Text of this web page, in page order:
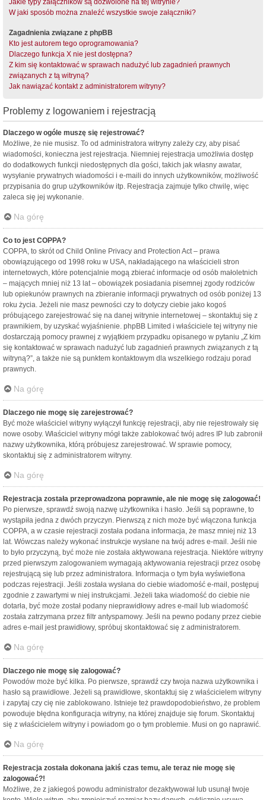
Jakie typy załączników są dozwolone na tej witrynie?
W jaki sposób można znaleźć wszystkie swoje załączniki?
Zagadnienia związane z phpBB
Kto jest autorem tego oprogramowania?
Dlaczego funkcja X nie jest dostępna?
Z kim się kontaktować w sprawach nadużyć lub zagadnień prawnych
związanych z tą witryną?
Jak nawiązać kontakt z administratorem witryny?
Problemy z logowaniem i rejestracją
Dlaczego w ogóle muszę się rejestrować?
Możliwe, że nie musisz. To od administratora witryny zależy czy, aby pisać
wiadomości, konieczna jest rejestracja. Niemniej rejestracja umożliwia dostęp
do dodatkowych funkcji niedostępnych dla gości, takich jak własny awatar,
wysyłanie prywatnych wiadomości i e-maili do innych użytkowników, możliwość
przypisania do grup użytkowników itp. Rejestracja zajmuje tylko chwilę, więc
zaleca się jej wykonanie.
Na górę
Co to jest COPPA?
COPPA, to skrót od Child Online Privacy and Protection Act – prawa
obowiązującego od 1998 roku w USA, nakładającego na właścicieli stron
internetowych, które potencjalnie mogą zbierać informacje od osób małoletnich
– mających mniej niż 13 lat – obowiązek posiadania pisemnej zgody rodziców
lub opiekunów prawnych na zbieranie informacji prywatnych od osób poniżej 13
roku życia. Jeżeli nie masz pewności czy to dotyczy ciebie jako kogoś
próbującego zarejestrować się na danej witrynie internetowej – skontaktuj się z
prawnikiem, by uzyskać wyjaśnienie. phpBB Limited i właściciele tej witryny nie
dostarczają pomocy prawnej z wyjątkiem przypadku opisanego w pytaniu „Z kim
się kontaktować w sprawach nadużyć lub zagadnień prawnych związanych z tą
witryną?”, a także nie są punktem kontaktowym dla wszelkiego rodzaju porad
prawnych.
Na górę
Dlaczego nie mogę się zarejestrować?
Być może właściciel witryny wyłączył funkcję rejestracji, aby nie rejestrowały się
nowe osoby. Właściciel witryny mógł także zablokować twój adres IP lub zabronił
nazwy użytkownika, którą próbujesz zarejestrować. W sprawie pomocy,
skontaktuj się z administratorem witryny.
Na górę
Rejestracja została przeprowadzona poprawnie, ale nie mogę się zalogować!
Po pierwsze, sprawdź swoją nazwę użytkownika i hasło. Jeśli są poprawne, to
wystąpiła jedna z dwóch przyczyn. Pierwszą z nich może być włączona funkcja
COPPA, a w czasie rejestracji została podana informacja, że masz mniej niż 13
lat. Wówczas należy wykonać instrukcje wysłane na twój adres e-mail. Jeśli nie
to było przyczyną, być może nie została aktywowana rejestracja. Niektóre witryny
przed pierwszym zalogowaniem wymagają aktywowania rejestracji przez osobę
rejestrującą się lub przez administratora. Informacja o tym była wyświetlona
podczas rejestracji. Jeśli została wysłana do ciebie wiadomość e-mail, postępuj
zgodnie z zawartymi w niej instrukcjami. Jeżeli taka wiadomość do ciebie nie
dotarła, być może został podany nieprawidłowy adres e-mail lub wiadomość
została zatrzymana przez filtr antyspamowy. Jeśli na pewno podany przez ciebie
adres e-mail jest prawidłowy, spróbuj skontaktować się z administratorem.
Na górę
Dlaczego nie mogę się zalogować?
Powodów może być kilka. Po pierwsze, sprawdź czy twoja nazwa użytkownika i
hasło są prawidłowe. Jeżeli są prawidłowe, skontaktuj się z właścicielem witryny
i zapytaj czy cię nie zablokowano. Istnieje też prawdopodobieństwo, że problem
powoduje błędna konfiguracja witryny, na której znajduje się forum. Skontaktuj
się z właścicielem witryny i powiadom go o tym problemie. Musi on go naprawić.
Na górę
Rejestracja została dokonana jakiś czas temu, ale teraz nie mogę się
zalogować?!
Możliwe, że z jakiegoś powodu administrator dezaktywował lub usunął twoje